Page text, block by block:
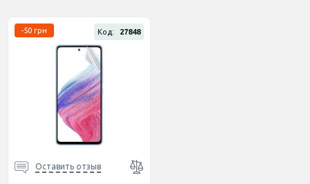
Код: 27848
-50 грн
Оставить отзыв